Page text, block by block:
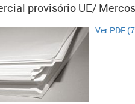
provisório UE/
​​Ver PDF